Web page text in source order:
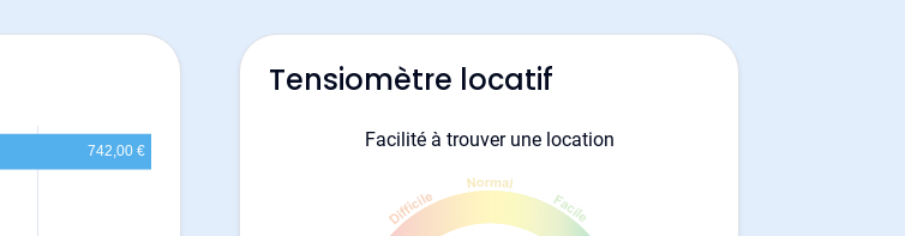
Tensiomètre locatif
Facilité à trouver une location